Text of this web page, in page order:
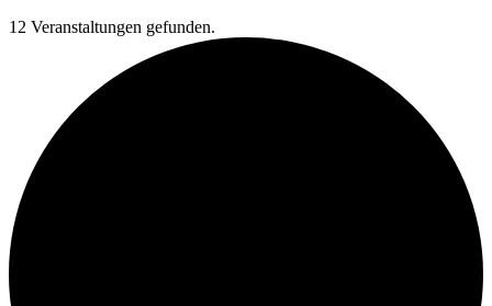
12 Veranstaltungen gefunden.